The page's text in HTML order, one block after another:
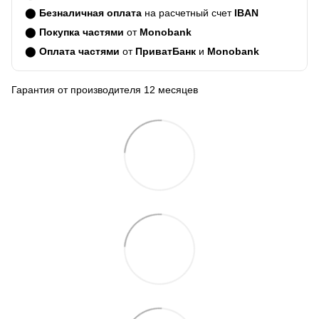
⬤ Безналичная оплата на расчетный счет IBAN
⬤ Покупка частями от Monobank
⬤ Оплата частями от ПриватБанк и Monobank
Гарантия от производителя 12 месяцев